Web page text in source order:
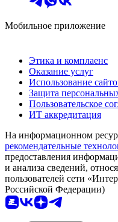
Мобильное приложение
Этика и комплаенс
Оказание услуг
Использование
Защита
Пользовательское
ИТ аккредитация
На информационном
рекомендательные
предоставления
и анализа сведений,
пользователей сети
Российской Федерации)